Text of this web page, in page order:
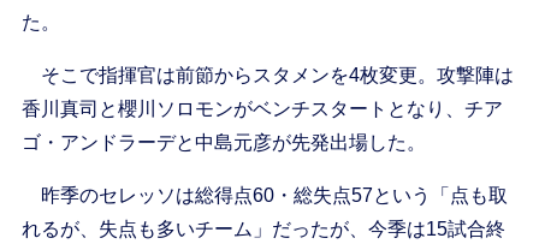
た。
そこで指揮官は前節からスタメンを4枚変更。攻撃陣は
香川真司と櫻川ソロモンがベンチスタートとなり、チア
ゴ・アンドラーデと中島元彦が先発出場した。
昨季のセレッソは総得点60・総失点57という「点も取
れるが、失点も多いチーム」だったが、今季は15試合終